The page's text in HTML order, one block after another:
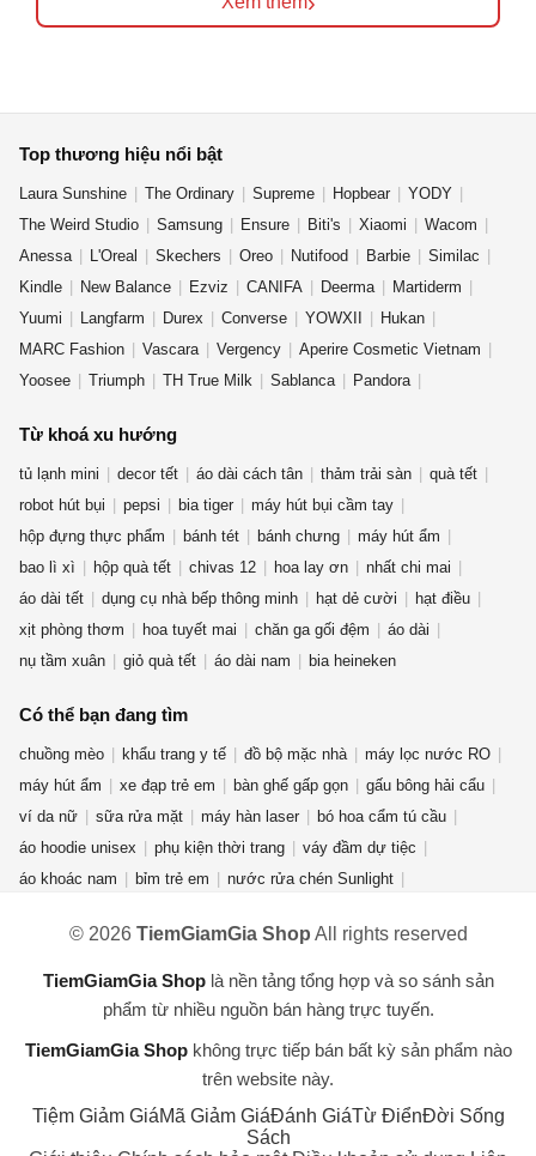
Top thương hiệu nổi bật
Laura Sunshine The Ordinary Supreme Hopbear
YODY
The Weird Studio
Samsung Ensure Biti's Xiaomi
Wacom
Anessa
L'Oreal Skechers Oreo Nutifood Barbie
Similac
Kindle
New Balance Ezviz CANIFA Deerma
Martiderm
Yuumi
Langfarm Durex Converse YOWXII
Hukan
MARC Fashion
Vascara Vergency
Aperire Cosmetic Vietnam
Yoosee
Triumph TH True Milk Sablanca
Pandora
Từ khoá xu hướng
tủ lạnh mini decor tết áo dài cách tân thảm trải sàn
quà tết
robot hút bụi
pepsi bia tiger
máy hút bụi cầm tay
hộp đựng thực phẩm
bánh tét bánh chưng
máy hút ẩm
bao lì xì
hộp quà tết chivas 12 hoa lay ơn
nhất chi mai
áo dài tết
dụng cụ nhà bếp thông minh hạt dẻ cười
hạt điều
xịt phòng thơm
hoa tuyết mai chăn ga gối đệm
áo dài
nụ tầm xuân
giỏ quà tết áo dài nam bia heineken
Có thể bạn đang tìm
chuồng mèo khẩu trang y tế đồ bộ mặc nhà
máy lọc nước RO
máy hút ẩm
xe đạp trẻ em bàn ghế gấp gọn
gấu bông hải cẩu
ví da nữ
sữa rửa mặt máy hàn laser
bó hoa cẩm tú cầu
áo hoodie unisex
phụ kiện thời trang
váy đầm dự tiệc
áo khoác nam
bỉm trẻ em
nước rửa chén Sunlight
áo thun nam nữ
mỹ phẩm thuần chay
dép crocs nữ
chuột gaming attack shark x3
kem forencos trắng
cần câu máy
máy lọc không khí
dụng cụ nhà bếp
© 2026 TiemGiamGia Shop All rights reserved
TiemGiamGia Shoplà nền tảng tổng hợp và so sánh sản
phẩm từ nhiều nguồn bán hàng trực tuyến.
TiemGiamGia Shopkhông trực tiếp bán bất kỳ sản phẩm nào
trên website này.
Tiệm Giảm GiáMã Giảm GiáĐánh GiáTừ ĐiểnĐời Sống
Sách